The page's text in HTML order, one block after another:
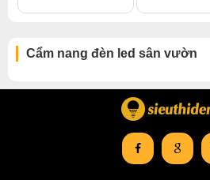
Cẩm nang đèn led sân vườn